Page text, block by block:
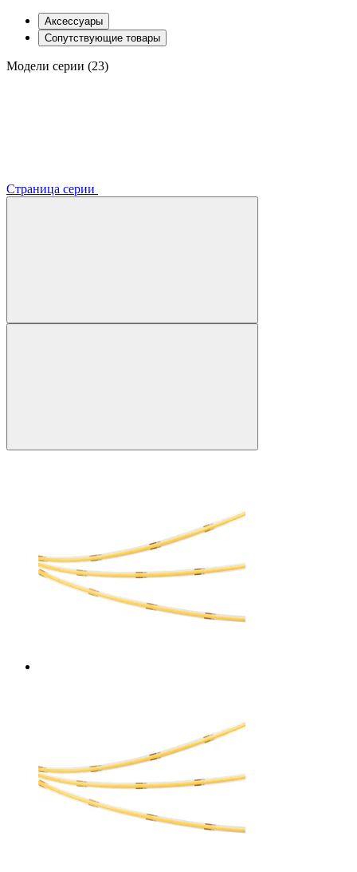
Аксессуары
Сопутствующие товары
Модели серии (23)
Страница серии